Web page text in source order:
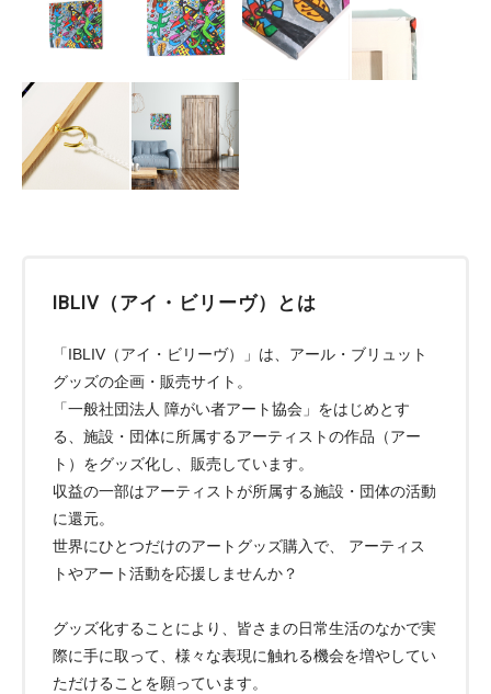
IBLIV（アイ・ビリーヴ）とは
「IBLIV（アイ・ビリーヴ）」は、アール・ブリュット
グッズの企画・販売サイト。
「一般社団法人 障がい者アート協会」をはじめとす
る、施設・団体に所属するアーティストの作品（アー
ト）をグッズ化し、販売しています。
収益の一部はアーティストが所属する施設・団体の活動
に還元。
世界にひとつだけのアートグッズ購入で、 アーティス
トやアート活動を応援しませんか？
グッズ化することにより、皆さまの日常生活のなかで実
際に手に取って、様々な表現に触れる機会を増やしてい
ただけることを願っています。